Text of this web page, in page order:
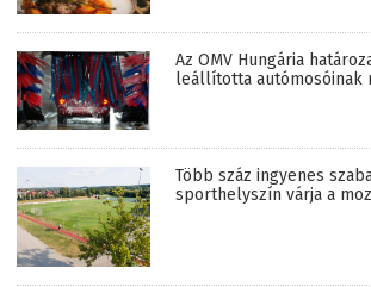
Az OMV Hungária
leállította autómosóinak
Több száz ingyenes
sporthelyszín várja a